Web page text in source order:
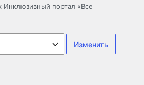
Инклюзивный портал «Все